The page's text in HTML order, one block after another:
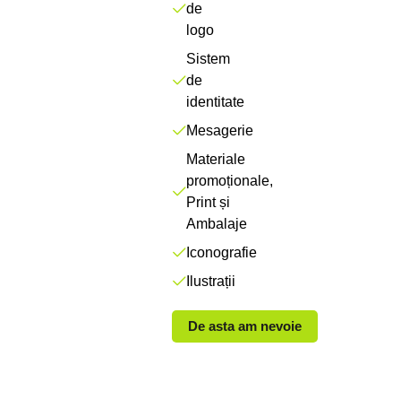
de
logo
Sistem
de
identitate
Mesagerie
Materiale
promoționale,
Print și
Ambalaje
Iconografie
Ilustrații
De asta am nevoie